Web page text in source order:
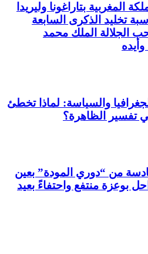
المغربية بتاراغونا وليريدا
تخليد الذكرى السابعة
الجلالة الملك محمد
والسياسة: لماذا تخطئ
تفسير الظاهرة؟
من “دوري المودة” بعين
بوعزة منتفع واحتفاءً بعيد